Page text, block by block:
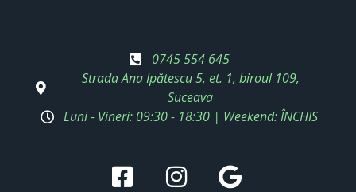
0745 554 645
Strada Ana Ipătescu 5, et. 1, biroul 109,
Suceava
Luni - Vineri: 09:30 - 18:30 | Weekend: ÎNCHIS